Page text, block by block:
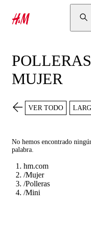
MUJER
VER TODO
No hemos encontrado
palabra.
hm.com
/Mujer
/Polleras
/Mini